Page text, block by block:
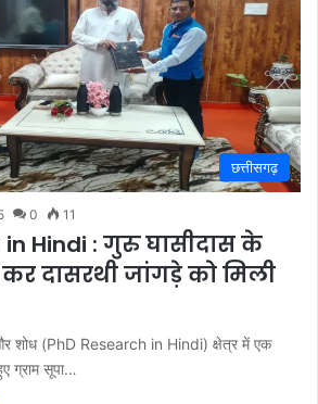
छत्तीसगढ़
0 11
in Hindi : गुरु घासीदास के
दासरथी जांगड़े को मिली
शोध (PhD Research in Hindi) क्षेत्र में एक
ग्राम सूपा…